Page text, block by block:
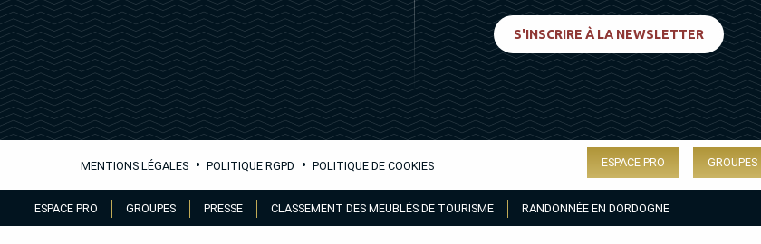
au
ESPACE PRO GROUPES PRESSE CLASSEMENT DES MEUBLÉS DE TOURISME RANDONNÉE EN DORDOGNE
S'INSCRIRE À LA NEWSLETTER
MENTIONS LÉGALES • POLITIQUE RGPD • POLITIQUE DE COOKIES ESPACE PRO GROUPES